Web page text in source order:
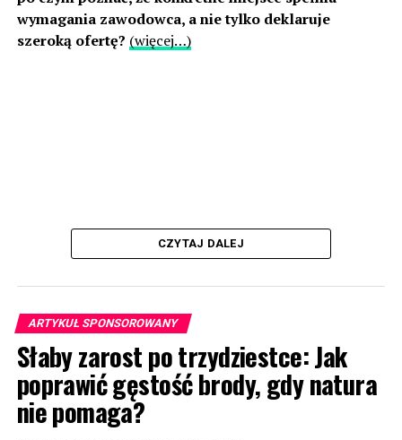
wymagania zawodowca, a nie tylko deklaruje
szeroką ofertę? (więcej…)
CZYTAJ DALEJ
ARTYKUŁ SPONSOROWANY
Słaby zarost po trzydziestce: Jak
poprawić gęstość brody, gdy natura
nie pomaga?